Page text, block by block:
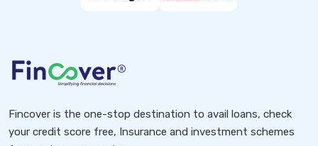
Fincover is the one-stop destination to avail loans, check
your credit score free, Insurance and investment schemes